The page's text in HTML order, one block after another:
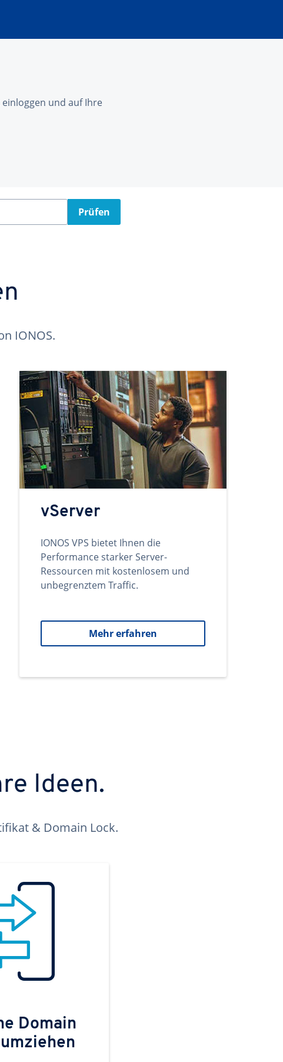
und auf Ihre
Prüfen
IONOS.
vServer
IONOS VPS bietet Ihnen die
Performance starker Server-
Ressourcen mit kostenlosem und
unbegrenztem Traffic.
Mehr erfahren
Ideen.
& Domain Lock.
Domain